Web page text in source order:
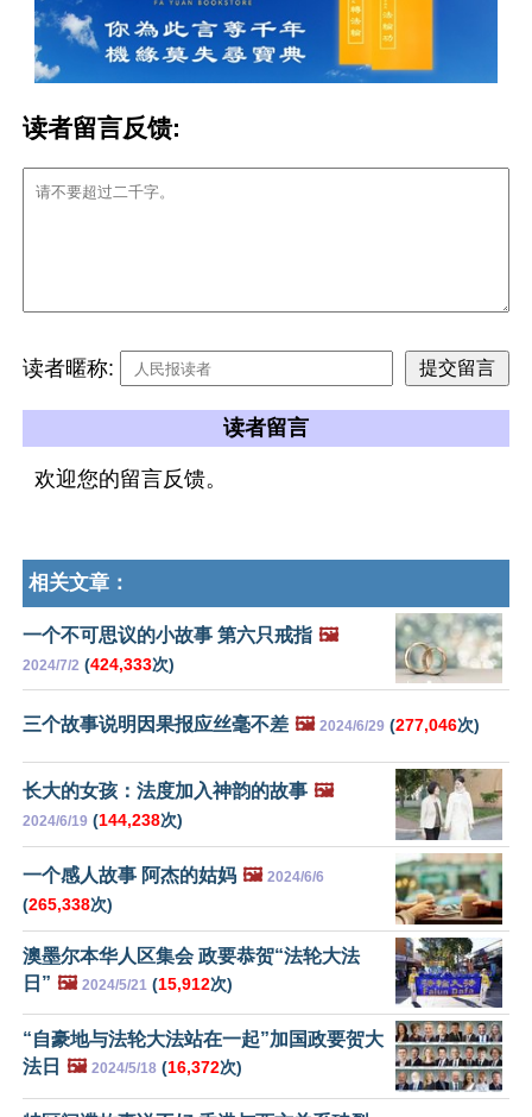
读者留言反馈:
读者暱称:
读者留言
欢迎您的留言反馈。
相关文章：
一个不可思议的小故事 第六只戒指 🖼️
2024/7/2 (424,333次)
三个故事说明因果报应丝毫不差 🖼️ 2024/6/29 (277,046次)
长大的女孩：法度加入神韵的故事 🖼️
2024/6/19 (144,238次)
一个感人故事 阿杰的姑妈 🖼️ 2024/6/6
(265,338次)
澳墨尔本华人区集会 政要恭贺“法轮大法
日” 🖼️ 2024/5/21 (15,912次)
“自豪地与法轮大法站在一起”加国政要贺大
法日 🖼️ 2024/5/18 (16,372次)